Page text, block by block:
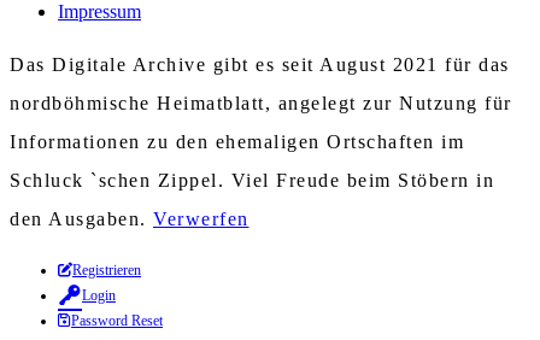
Impressum
Das Digitale Archive gibt es seit August 2021 für das
nordböhmische Heimatblatt, angelegt zur Nutzung für
Informationen zu den ehemaligen Ortschaften im
Schluck `schen Zippel. Viel Freude beim Stöbern in
den Ausgaben. Verwerfen
Zum
Inhalt
springen
Registrieren
Login
Password Reset